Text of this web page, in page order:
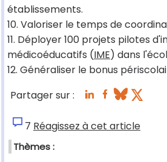
établissements.
10. Valoriser le temps de
11. Déployer 100 projets pilotes
médicoéducatifs (IME) dans
12. Généraliser le bonus
Partager sur :
7 Réagissez à cet article
Thèmes :